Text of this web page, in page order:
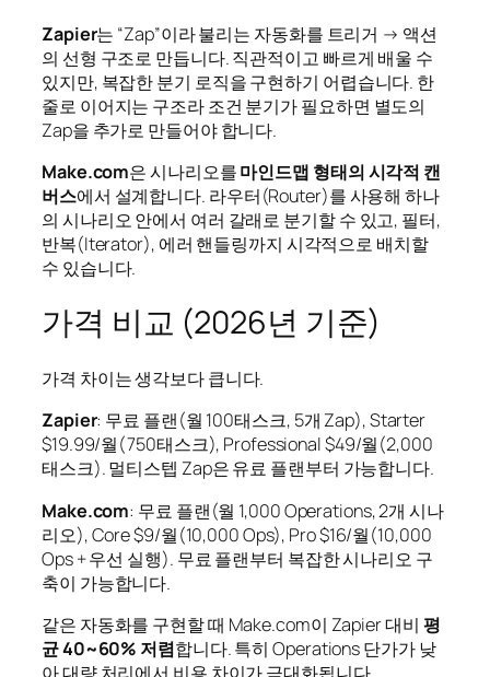
Zapier는 “Zap”이라 불리는 자동화를 트리거 → 액션
의 선형 구조로 만듭니다. 직관적이고 빠르게 배울 수
있지만, 복잡한 분기 로직을 구현하기 어렵습니다. 한
줄로 이어지는 구조라 조건 분기가 필요하면 별도의
Zap을 추가로 만들어야 합니다.
Make.com은 시나리오를마인드맵 형태의 시각적 캔
버스에서 설계합니다. 라우터(Router)를 사용해 하나
의 시나리오 안에서 여러 갈래로 분기할 수 있고, 필터,
반복(Iterator), 에러 핸들링까지 시각적으로 배치할
수 있습니다.
가격 비교 (2026년 기준)
가격 차이는 생각보다 큽니다.
Zapier: 무료 플랜(월 100태스크, 5개 Zap), Starter
$19.99/월(750태스크), Professional $49/월(2,000
태스크). 멀티스텝 Zap은 유료 플랜부터 가능합니다.
Make.com: 무료 플랜(월 1,000 Operations, 2개 시나
리오), Core $9/월(10,000 Ops), Pro $16/월(10,000
Ops + 우선 실행). 무료 플랜부터 복잡한 시나리오 구
축이 가능합니다.
같은 자동화를 구현할 때 Make.com이 Zapier 대비 평
균 40~60% 저렴합니다. 특히 Operations 단가가 낮